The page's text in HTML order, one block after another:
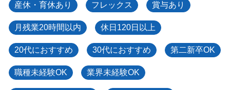
産休・育休あり フレックス 賞与あり
月残業20時間以内 休日120日以上
20代におすすめ 30代におすすめ 第二新卒OK
職種未経験OK 業界未経験OK